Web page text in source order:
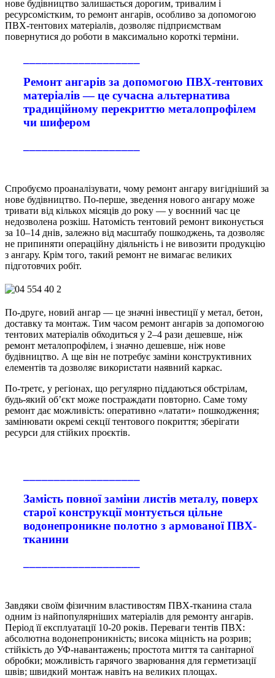
нове будівництво залишається дорогим, тривалим і
ресурсомістким, то ремонт ангарів, особливо за допомогою
ПВХ-тентових матеріалів, дозволяє підприємствам
повернутися до роботи в максимально короткі терміни.
Ремонт ангарів за допомогою ПВХ-тентових
матеріалів — це сучасна альтернатива
традиційному перекриттю металопрофілем
чи шифером
Спробуємо проаналізувати, чому ремонт ангару вигідніший за
нове будівництво. По-перше, зведення нового ангару може
тривати від кількох місяців до року — у воєнний час це
недозволена розкіш. Натомість тентовий ремонт виконується
за 10–14 днів, залежно від масштабу пошкоджень, та дозволяє
не припиняти операційну діяльність і не вивозити продукцію
з ангару. Крім того, такий ремонт не вимагає великих
підготовчих робіт.
По-друге, новий ангар — це значні інвестиції у метал, бетон,
доставку та монтаж. Тим часом ремонт ангарів за допомогою
тентових матеріалів обходиться у 2–4 рази дешевше, ніж
ремонт металопрофілем, і значно дешевше, ніж нове
будівництво. А ще він не потребує заміни конструктивних
елементів та дозволяє використати наявний каркас.
По-третє, у регіонах, що регулярно піддаються обстрілам,
будь-який об’єкт може постраждати повторно. Саме тому
ремонт дає можливість: оперативно «латати» пошкодження;
замінювати окремі секції тентового покриття; зберігати
ресурси для стійких проєктів.
Замість повної заміни листів металу, поверх
старої конструкції монтується цільне
водонепроникне полотно з армованої ПВХ-
тканини
Завдяки своїм фізичним властивостям ПВХ-тканина стала
одним із найпопулярніших матеріалів для ремонту ангарів.
Період її експлуатації 10-20 років. Переваги тентів ПВХ:
абсолютна водонепроникність; висока міцність на розрив;
стійкість до УФ-навантажень; простота миття та санітарної
обробки; можливість гарячого зварювання для герметизації
швів; швидкий монтаж навіть на великих площах.